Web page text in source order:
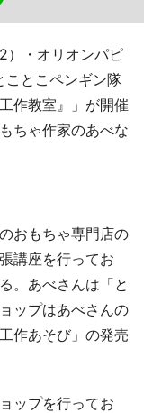
）・オリオンパピ
とこペンギン隊
作教室』」が開催
ちゃ作家のあべな
おもちゃ専門店の
講座を行ってお
。あべさんは「と
ップはあべさんの
作あそび」の発売
ップを行ってお